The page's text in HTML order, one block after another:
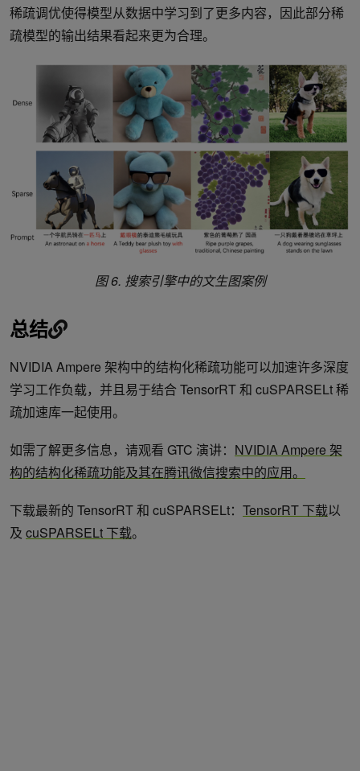
稀疏调优使得模型从数据中学习到了更多内容，因此部分稀
疏模型的输出结果看起来更为合理。
图 6. 搜索引擎中的文生图案例
总结
NVIDIA Ampere 架构中的结构化稀疏功能可以加速许多深度
学习工作负载，并且易于结合 TensorRT 和 cuSPARSELt 稀
疏加速库一起使用。
如需了解更多信息，请观看 GTC 演讲： NVIDIA Ampere 架
构的结构化稀疏功能及其在腾讯微信搜索中的应用。
下载最新的 TensorRT 和 cuSPARSELt： TensorRT 下载以
及 cuSPARSELt 下载。